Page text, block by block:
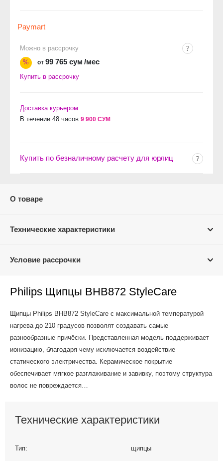
Paymart
Можно в рассрочку
%
от 99 765 сум /мес
Купить в рассрочку
Доставка курьером
В течении 48 часов 9 900 СУМ
Купить по безналичному расчету для юрлиц
О товаре
Технические характеристики
Условие рассрочки
Philips Щипцы BHB872 StyleCare
Щипцы Philips BHB872 StyleCare с максимальной температурой
нагрева до 210 градусов позволят создавать самые
разнообразные причёски. Представленная модель поддерживает
ионизацию, благодаря чему исключается воздействие
статического электричества. Керамическое покрытие
обеспечивает мягкое разглаживание и завивку, поэтому структура
волос не повреждается…
Технические характеристики
Тип: щипцы